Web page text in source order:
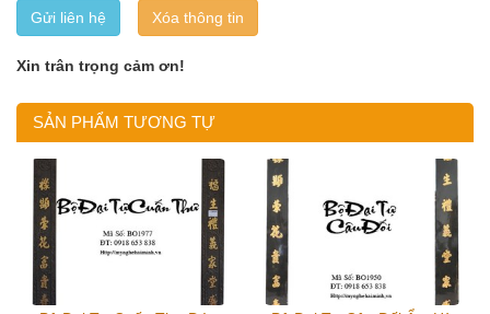
Gửi liên hệ
Xin trân trọng cảm ơn!
SẢN PHẨM TƯƠNG TỰ